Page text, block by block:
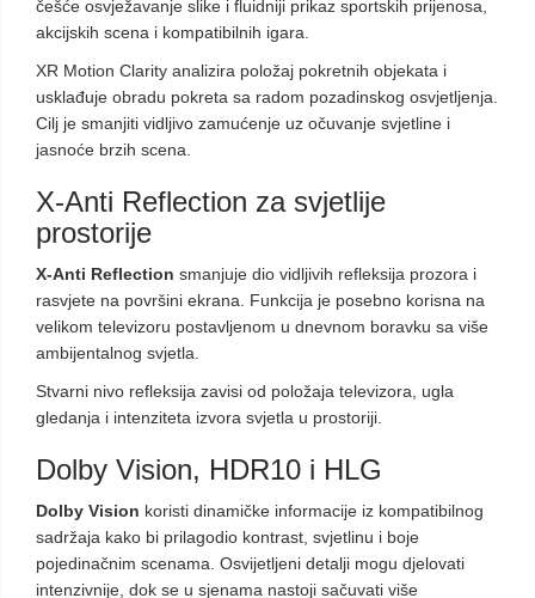
češće osvježavanje slike i fluidniji prikaz sportskih prijenosa,
akcijskih scena i kompatibilnih igara.
XR Motion Clarity analizira položaj pokretnih objekata i
usklađuje obradu pokreta sa radom pozadinskog osvjetljenja.
Cilj je smanjiti vidljivo zamućenje uz očuvanje svjetline i
jasnoće brzih scena.
X-Anti Reflection za svjetlije
prostorije
X-Anti Reflection smanjuje dio vidljivih refleksija prozora i
rasvjete na površini ekrana. Funkcija je posebno korisna na
velikom televizoru postavljenom u dnevnom boravku sa više
ambijentalnog svjetla.
Stvarni nivo refleksija zavisi od položaja televizora, ugla
gledanja i intenziteta izvora svjetla u prostoriji.
Dolby Vision, HDR10 i HLG
Dolby Vision koristi dinamičke informacije iz kompatibilnog
sadržaja kako bi prilagodio kontrast, svjetlinu i boje
pojedinačnim scenama. Osvijetljeni detalji mogu djelovati
intenzivnije, dok se u sjenama nastoji sačuvati više